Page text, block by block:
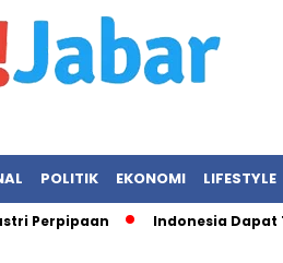
POLITIK EKONOMI LIFESTYLE
Indonesia Dapat Tarif